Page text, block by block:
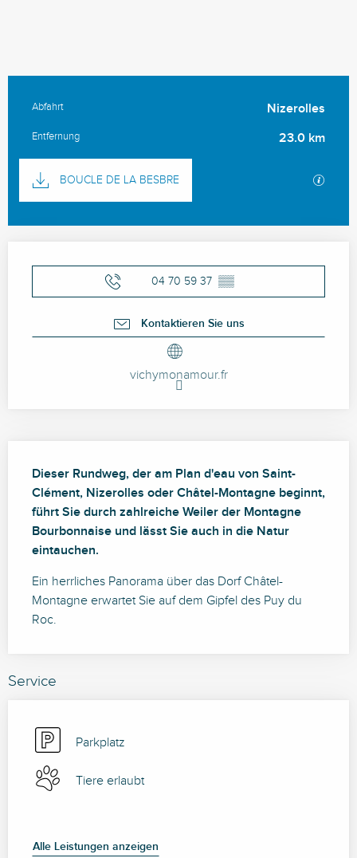
Praktische Informationen
Abfahrt Nizerolles
Entfernung 23.0 km
Dokumentation
BOUCLE DE LA BESBRE Mit
Öffnungszeiten & Kontaktdaten
04 70 59 37 ▒▒
Kontaktieren Sie uns
vichymonamour.fr
Dieser Rundweg, der am Plan d'eau von Saint-
Clément, Nizerolles oder Châtel-Montagne beginnt,
führt Sie durch zahlreiche Weiler der Montagne
Bourbonnaise und lässt Sie auch in die Natur
eintauchen.
Ein herrliches Panorama über das Dorf Châtel-
Montagne erwartet Sie auf dem Gipfel des Puy du
Roc.
Service
Parkplatz
Tiere erlaubt
Alle Leistungen anzeigen